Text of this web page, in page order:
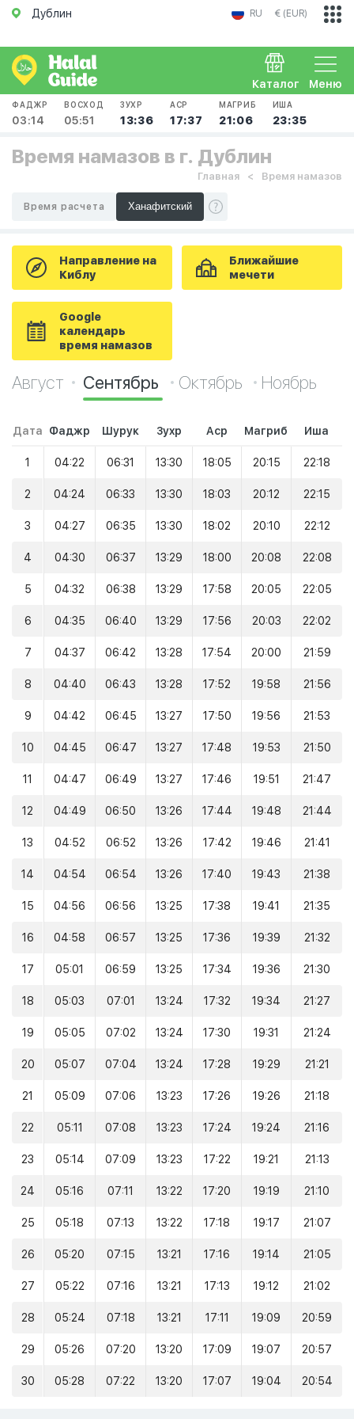
Дублин RU € (EUR)
Меню
Каталог
ФАДЖР
03:14
ВОСХОД
05:51
ЗУХР
13:36
АСР
17:37
МАГРИБ
21:06
ИША
23:35
Время намазов в г. Дублин
Главная Время намазов
Время расчета
Направление на
Киблу
Ближайшие
мечети
Google
календарь
время намазов
Август Сентябрь Октябрь Ноябрь
Дата Фаджр Шурук Зухр Аср Магриб Иша
1 04:22 06:31 13:30 18:05 20:15 22:18
2 04:24 06:33 13:30 18:03 20:12 22:15
3 04:27 06:35 13:30 18:02 20:10 22:12
4 04:30 06:37 13:29 18:00 20:08 22:08
5 04:32 06:38 13:29 17:58 20:05 22:05
6 04:35 06:40 13:29 17:56 20:03 22:02
7 04:37 06:42 13:28 17:54 20:00 21:59
8 04:40 06:43 13:28 17:52 19:58 21:56
9 04:42 06:45 13:27 17:50 19:56 21:53
10 04:45 06:47 13:27 17:48 19:53 21:50
11 04:47 06:49 13:27 17:46 19:51 21:47
12 04:49 06:50 13:26 17:44 19:48 21:44
13 04:52 06:52 13:26 17:42 19:46 21:41
14 04:54 06:54 13:26 17:40 19:43 21:38
15 04:56 06:56 13:25 17:38 19:41 21:35
16 04:58 06:57 13:25 17:36 19:39 21:32
17 05:01 06:59 13:25 17:34 19:36 21:30
18 05:03 07:01 13:24 17:32 19:34 21:27
19 05:05 07:02 13:24 17:30 19:31 21:24
20 05:07 07:04 13:24 17:28 19:29 21:21
21 05:09 07:06 13:23 17:26 19:26 21:18
22 05:11 07:08 13:23 17:24 19:24 21:16
23 05:14 07:09 13:23 17:22 19:21 21:13
24 05:16 07:11 13:22 17:20 19:19 21:10
25 05:18 07:13 13:22 17:18 19:17 21:07
26 05:20 07:15 13:21 17:16 19:14 21:05
27 05:22 07:16 13:21 17:13 19:12 21:02
28 05:24 07:18 13:21 17:11 19:09 20:59
29 05:26 07:20 13:20 17:09 19:07 20:57
30 05:28 07:22 13:20 17:07 19:04 20:54